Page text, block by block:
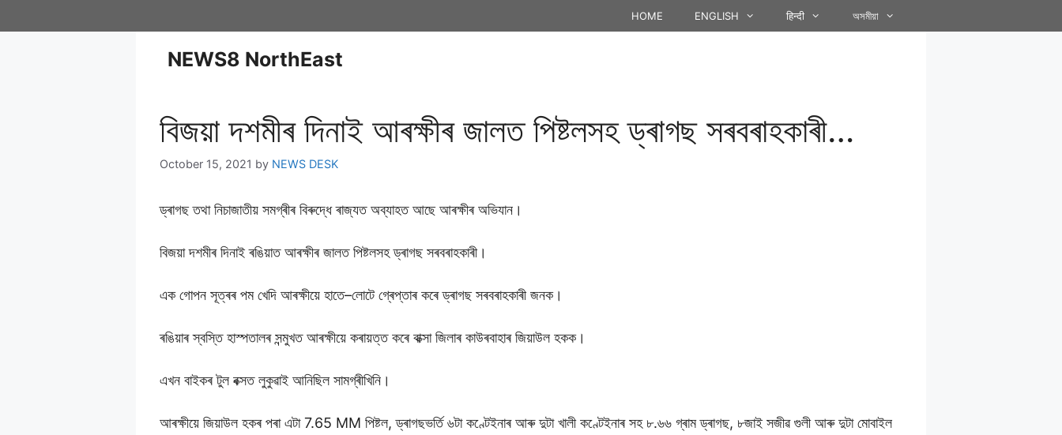
HOME ENGLISH हिन्दी অসমীয়া
NEWS8 NorthEast
বিজয়া দশমীৰ দিনাই আৰক্ষীৰ জালত পিষ্টলসহ ড্ৰাগছ সৰবৰাহকাৰী…
October 15, 2021 by NEWS DESK
ড্ৰাগছ তথা নিচাজাতীয় সমগ্ৰীৰ বিৰুদ্ধে ৰাজ্যত অব্যাহত আছে আৰক্ষীৰ অভিযান।
বিজয়া দশমীৰ দিনাই ৰঙিয়াত আৰক্ষীৰ জালত পিষ্টলসহ ড্ৰাগছ সৰবৰাহকাৰী।
এক গোপন সূত্ৰৰ পম খেদি আৰক্ষীয়ে হাতে–লোটে গ্ৰেপ্তাৰ কৰে ড্ৰাগছ সৰবৰাহকাৰী জনক।
ৰঙিয়াৰ স্বস্তি হাস্পতালৰ সন্মুখত আৰক্ষীয়ে কৰায়ত্ত কৰে বাক্সা জিলাৰ কাউৰবাহাৰ জিয়াউল হকক।
এখন বাইকৰ টুল বক্সত লুকুৱাই আনিছিল সামগ্ৰীখিনি।
আৰক্ষীয়ে জিয়াউল হকৰ পৰা এটা 7.65 MM পিষ্টল, ড্ৰাগছভৰ্তি ৬টা কণ্টেইনাৰ আৰু দুটা খালী কণ্টেইনাৰ সহ ৮.৬৬ গ্ৰাম ড্ৰাগছ, ৮জাই সজীৱ গুলী আৰু দুটা মোবাইল